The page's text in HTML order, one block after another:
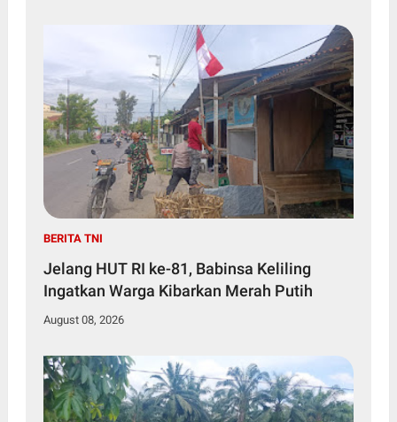
BERITA TNI
Jelang HUT RI ke-81, Babinsa Keliling
Ingatkan Warga Kibarkan Merah Putih
August 08, 2026